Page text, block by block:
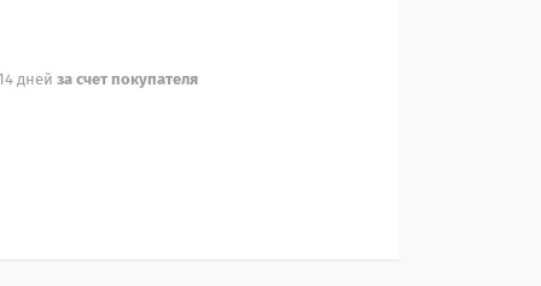
дней за счет покупателя